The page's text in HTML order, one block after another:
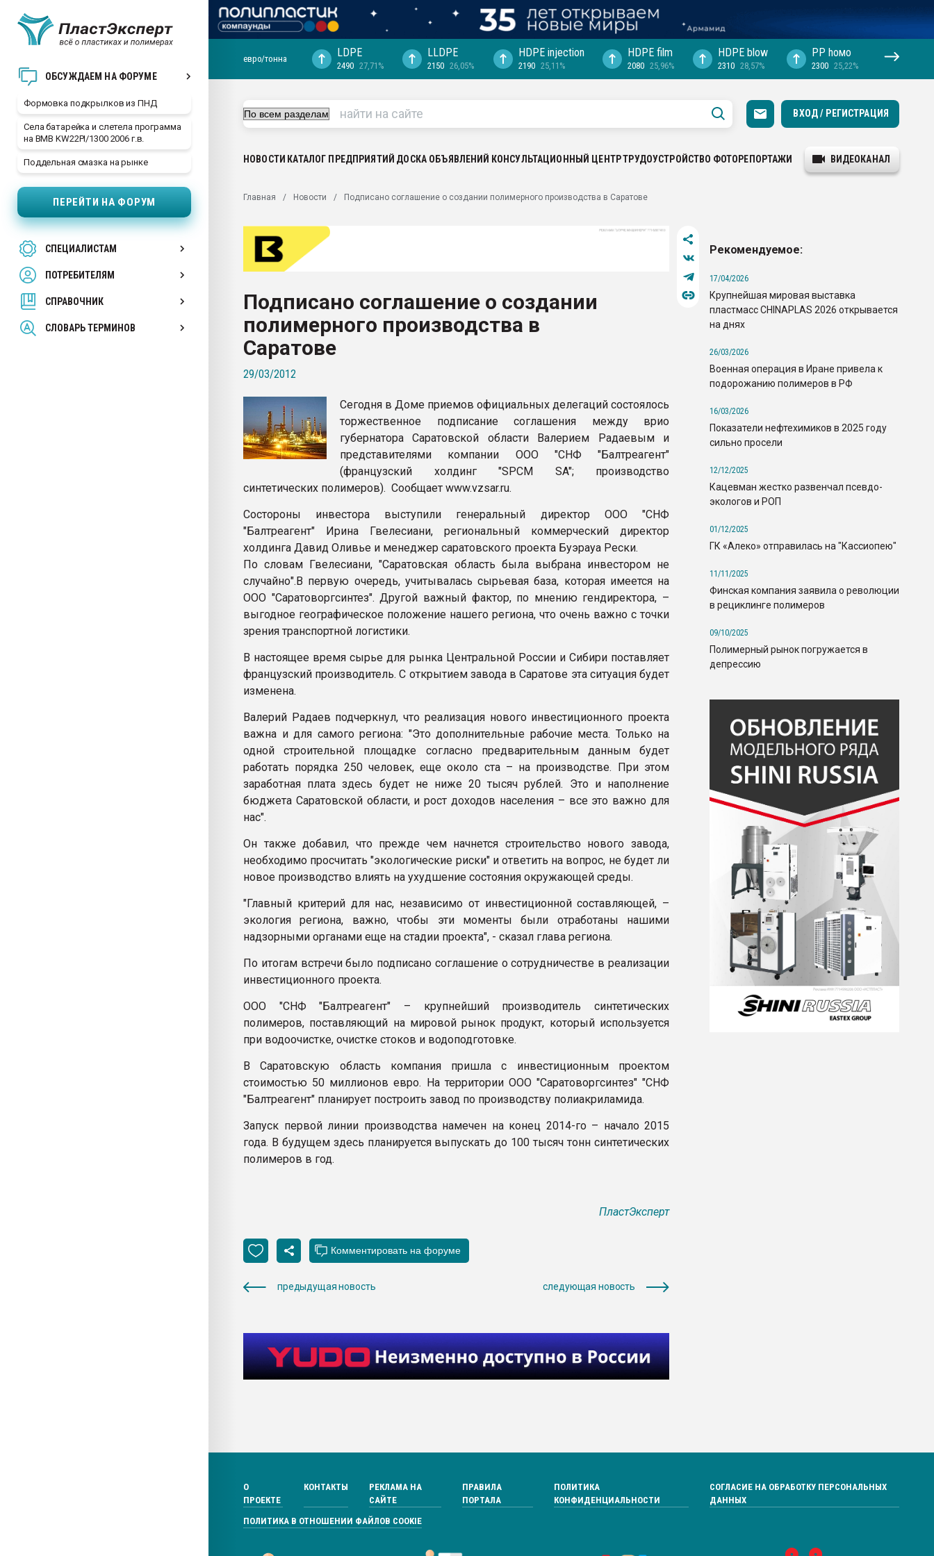
ОБСУЖДАЕМ НА ФОРУМЕ
Формовка подкрылков из ПНД
Села батарейка и слетела программа
на BMB KW22PI/1300 2006 г.в.
Поддельная смазка на рынке
ПЕРЕЙТИ НА ФОРУМ
СПЕЦИАЛИСТАМ
ПОТРЕБИТЕЛЯМ
СПРАВОЧНИК
СЛОВАРЬ ТЕРМИНОВ
29.07.2026 ФРП помог "Ижевскому
Вакуум-формовочные машины:
28.07.2026 Автоматизация выходит на
первый план в переработке
пластмасс
ситуацией на строительном рынке
Всё, что касается выдува ПЭТ
бутылок
ПЕРЕЙТИ НА ФОРУМ
евро/тонна LDPE
2490 27,71%
LLDPE
2150 26,05%
HDPE injection
2190 25,11%
HDPE film
2080 25,96%
HDPE blow
2310 28,57%
PP hомо
2300 25,22%
ВХОД / РЕГИСТРАЦИЯ
НОВОСТИ КАТАЛОГ ПРЕДПРИЯТИЙ ДОСКА ОБЪЯВЛЕНИЙ КОНСУЛЬТАЦИОННЫЙ ЦЕНТРТРУДОУСТРОЙСТВО ФОТОРЕПОРТАЖИ ВИДЕОКАНАЛ
Главная Новости Подписано соглашение о создании полимерного производства в Саратове
Подписано соглашение о создании
полимерного производства в
Саратове
29/03/2012
Сегодня в Доме приемов официальных делегаций состоялось
торжественное подписание соглашения между врио
губернатора Саратовской области Валерием Радаевым и
представителями компании ООО "СНФ "Балтреагент"
(французский холдинг "SPCM SA"; производство
синтетических полимеров). Сообщает www.vzsar.ru.
Состороны инвестора выступили генеральный директор ООО "СНФ
"Балтреагент" Ирина Гвелесиани, региональный коммерческий директор
холдинга Давид Оливье и менеджер саратовского проекта Буэрауа Рески.
По словам Гвелесиани, "Саратовская область была выбрана инвестором не
случайно".В первую очередь, учитывалась сырьевая база, которая имеется на
ООО "Саратоворгсинтез". Другой важный фактор, по мнению гендиректора, –
выгодное географическое положение нашего региона, что очень важно с точки
зрения транспортной логистики.
В настоящее время сырье для рынка Центральной России и Сибири поставляет
французский производитель. С открытием завода в Саратове эта ситуация будет
изменена.
Валерий Радаев подчеркнул, что реализация нового инвестиционного проекта
важна и для самого региона: "Это дополнительные рабочие места. Только на
одной строительной площадке согласно предварительным данным будет
работать порядка 250 человек, еще около ста – на производстве. При этом
заработная плата здесь будет не ниже 20 тысяч рублей. Это и наполнение
бюджета Саратовской области, и рост доходов населения – все это важно для
нас".
Он также добавил, что прежде чем начнется строительство нового завода,
необходимо просчитать "экологические риски" и ответить на вопрос, не будет ли
новое производство влиять на ухудшение состояния окружающей среды.
"Главный критерий для нас, независимо от инвестиционной составляющей, –
экология региона, важно, чтобы эти моменты были отработаны нашими
надзорными органами еще на стадии проекта", - сказал глава региона.
По итогам встречи было подписано соглашение о сотрудничестве в реализации
инвестиционного проекта.
ООО "СНФ "Балтреагент" – крупнейший производитель синтетических
полимеров, поставляющий на мировой рынок продукт, который используется
при водоочистке, очистке стоков и водоподготовке.
В Саратовскую область компания пришла с инвестиционным проектом
стоимостью 50 миллионов евро. На территории ООО "Саратоворгсинтез" "СНФ
"Балтреагент" планирует построить завод по производству полиакриламида.
Запуск первой линии производства намечен на конец 2014-го – начало 2015
года. В будущем здесь планируется выпускать до 100 тысяч тонн синтетических
полимеров в год.
ПластЭксперт
предыдущая новость следующая новость
Рекомендуемое:
17/04/2026
Крупнейшая мировая выставка
пластмасс CHINAPLAS 2026 открывается
на днях
26/03/2026
Военная операция в Иране привела к
подорожанию полимеров в РФ
16/03/2026
Показатели нефтехимиков в 2025 году
сильно просели
12/12/2025
Кацевман жестко развенчал псевдо-
экологов и РОП
01/12/2025
ГК «Алеко» отправилась на "Кассиопею"
11/11/2025
Финская компания заявила о революции
в рециклинге полимеров
09/10/2025
Полимерный рынок погружается в
депрессию
О
ПРОЕКТЕ
КОНТАКТЫ
РЕКЛАМА НА
САЙТЕ
ПРАВИЛА
ПОРТАЛА
ПОЛИТИКА
КОНФИДЕНЦИАЛЬНОСТИ
СОГЛАСИЕ НА ОБРАБОТКУ ПЕРСОНАЛЬНЫХ
ДАННЫХ
ПОЛИТИКА В ОТНОШЕНИИ ФАЙЛОВ COOKIE